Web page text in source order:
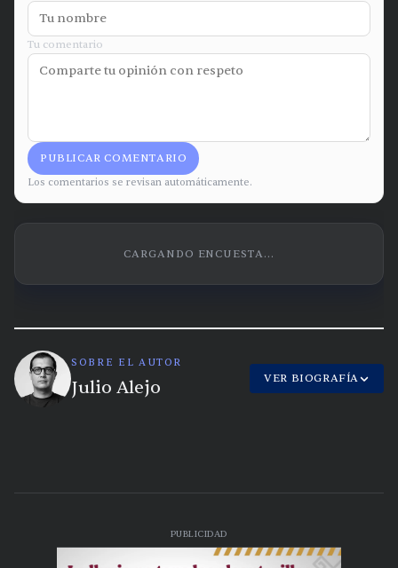
Tu comentario
PUBLICAR COMENTARIO
Los comentarios se revisan automáticamente.
CARGANDO ENCUESTA...
SOBRE EL AUTOR
Julio Alejo VER BIOGRAFÍA
PUBLICIDAD